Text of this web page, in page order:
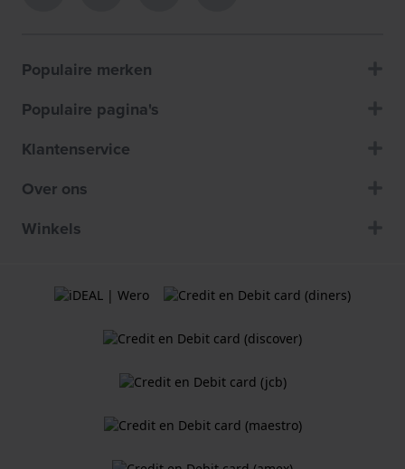
Populaire merken
Populaire pagina's
Klantenservice
Over ons
Winkels